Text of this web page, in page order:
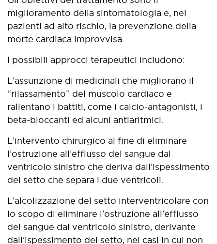
miglioramento della sintomatologia e, nei
pazienti ad alto rischio, la prevenzione della
morte cardiaca improvvisa.
I possibili approcci terapeutici includono:
L’assunzione di medicinali che migliorano il
“rilassamento” del muscolo cardiaco e
rallentano i battiti, come i calcio-antagonisti, i
beta-bloccanti ed alcuni antiaritmici.
L’intervento chirurgico al fine di eliminare
l’ostruzione all’efflusso del sangue dal
ventricolo sinistro che deriva dall’ispessimento
del setto che separa i due ventricoli.
L’alcolizzazione del setto interventricolare con
lo scopo di eliminare l’ostruzione all’efflusso
del sangue dal ventricolo sinistro, derivante
dall’ispessimento del setto, nei casi in cui non